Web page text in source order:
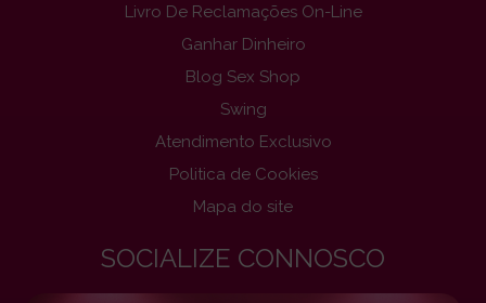
Livro De Reclamações On-Line
Ganhar Dinheiro
Blog Sex Shop
Swing
Atendimento Exclusivo
Politica de Cookies
Mapa do site
SOCIALIZE CONNOSCO